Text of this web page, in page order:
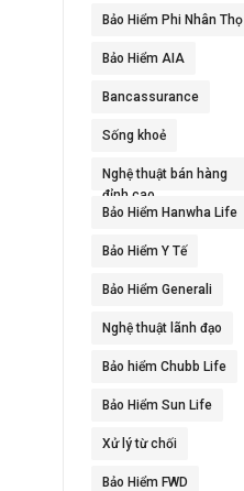
Bảo Hiểm Phi Nhân Thọ
Bảo Hiểm AIA
Bancassurance
Sống khoẻ
Nghệ thuật bán hàng
đỉnh cao
Bảo Hiểm Hanwha Life
Bảo Hiểm Y Tế
Bảo Hiểm Generali
Nghệ thuật lãnh đạo
Bảo hiểm Chubb Life
Bảo Hiểm Sun Life
Xử lý từ chối
Bảo Hiểm FWD